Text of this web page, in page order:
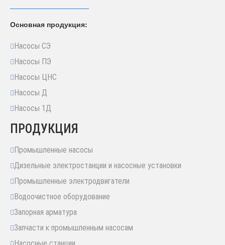
Основная продукция:
Насосы СЭ
Насосы ПЭ
Насосы ЦНС
Насосы Д
Насосы 1Д
ПРОДУКЦИЯ
Промышленные насосы
Дизельные электростанции и насосные установки
Промышленные электродвигатели
Водоочистное оборудование
Запорная арматура
Запчасти к промышленным насосам